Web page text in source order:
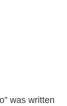
was written